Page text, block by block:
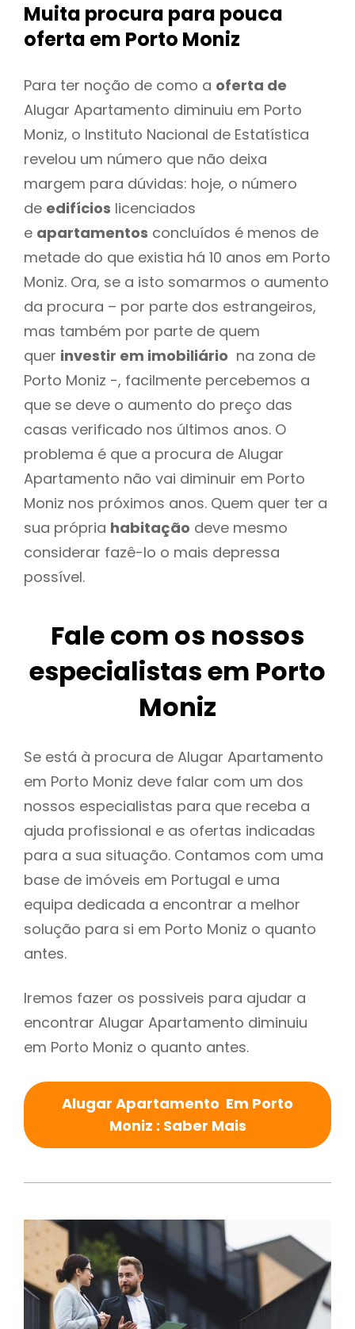
Muita procura para pouca
oferta em Porto Moniz
Para ter noção de como a oferta de
Alugar Apartamento diminuiu em Porto
Moniz, o Instituto Nacional de Estatística
revelou um número que não deixa
margem para dúvidas: hoje, o número
de edifícios licenciados
e apartamentos concluídos é menos de
metade do que existia há 10 anos em Porto
Moniz. Ora, se a isto somarmos o aumento
da procura – por parte dos estrangeiros,
mas também por parte de quem
quer investir em imobiliário na zona de
Porto Moniz -, facilmente percebemos a
que se deve o aumento do preço das
casas verificado nos últimos anos. O
problema é que a procura de Alugar
Apartamento não vai diminuir em Porto
Moniz nos próximos anos. Quem quer ter a
sua própria habitação deve mesmo
considerar fazê-lo o mais depressa
possível.
Fale com os nossos
especialistas em Porto
Moniz
Se está à procura de Alugar Apartamento
em Porto Moniz deve falar com um dos
nossos especialistas para que receba a
ajuda profissional e as ofertas indicadas
para a sua situação. Contamos com uma
base de imóveis em Portugal e uma
equipa dedicada a encontrar a melhor
solução para si em Porto Moniz o quanto
antes.
Iremos fazer os possiveis para ajudar a
encontrar Alugar Apartamento diminuiu
em Porto Moniz o quanto antes.
Alugar Apartamento Em Porto
Moniz : Saber Mais